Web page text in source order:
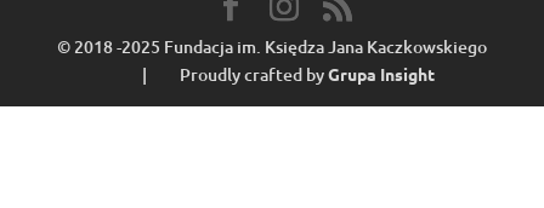
© 2018 -2025 Fundacja im. Księdza Jana Kaczkowskiego
| Proudly crafted byGrupa Insight